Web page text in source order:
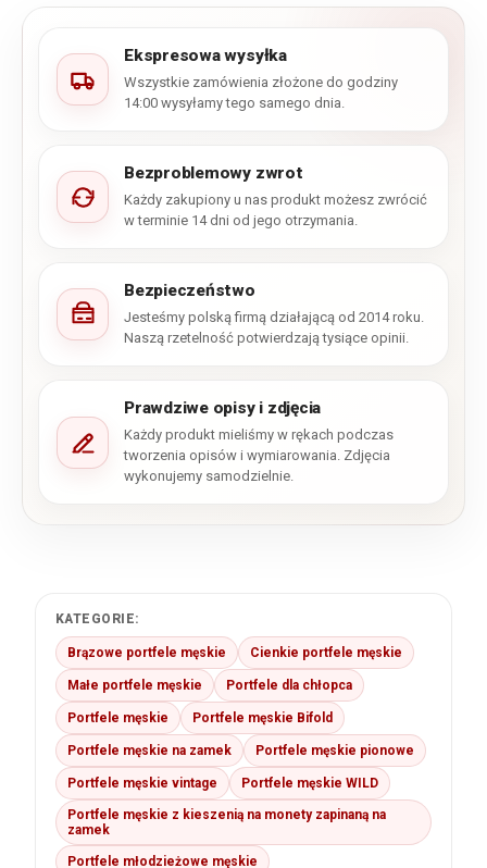
Ekspresowa wysyłka
Wszystkie zamówienia złożone do godziny
14:00 wysyłamy tego samego dnia.
Bezproblemowy zwrot
Każdy zakupiony u nas produkt możesz zwrócić
w terminie 14 dni od jego otrzymania.
Bezpieczeństwo
Jesteśmy polską firmą działającą od 2014 roku.
Naszą rzetelność potwierdzają tysiące opinii.
Prawdziwe opisy i zdjęcia
Każdy produkt mieliśmy w rękach podczas
tworzenia opisów i wymiarowania. Zdjęcia
wykonujemy samodzielnie.
KATEGORIE:
Brązowe portfele męskie Cienkie portfele męskie
Małe portfele męskie Portfele dla chłopca
Portfele męskie Portfele męskie Bifold
Portfele męskie na zamek Portfele męskie pionowe
Portfele męskie vintage Portfele męskie WILD
Portfele męskie z kieszenią na monety zapinaną na
zamek
Portfele młodzieżowe męskie